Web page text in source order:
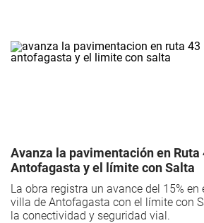
Avanza la pavimentación en
Antofagasta y el límite con Salta
La obra registra un avance del 15% en
villa de Antofagasta con el límite con
la conectividad y seguridad vial.